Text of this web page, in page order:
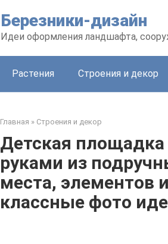
Березники-дизайн
Идеи оформления ландшафта,
Растения Строения и декор
Главная » Строения и декор
Детская площадка
руками из
места, элементов
классные фото